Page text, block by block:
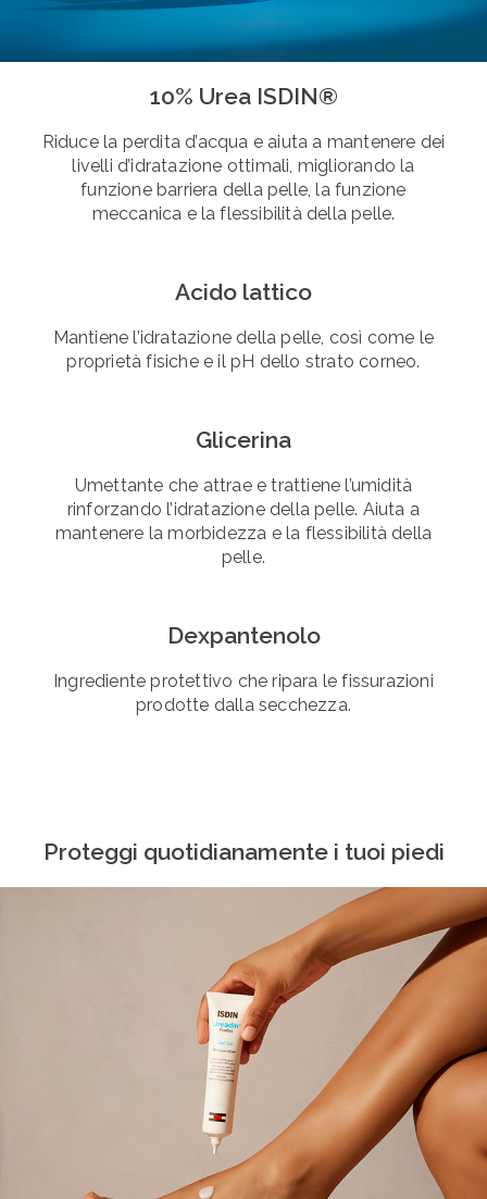
10% Urea ISDIN®
Riduce la perdita d’acqua e aiuta a mantenere dei
livelli d’idratazione ottimali, migliorando la
funzione barriera della pelle, la funzione
meccanica e la flessibilità della pelle.
Acido lattico
Mantiene l’idratazione della pelle, così come le
proprietà fisiche e il pH dello strato corneo.
Glicerina
Umettante che attrae e trattiene l’umidità
rinforzando l’idratazione della pelle. Aiuta a
mantenere la morbidezza e la flessibilità della
pelle.
Dexpantenolo
Ingrediente protettivo che ripara le fissurazioni
prodotte dalla secchezza.
Proteggi quotidianamente i tuoi piedi